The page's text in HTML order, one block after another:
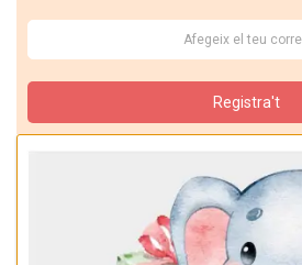
Registra't